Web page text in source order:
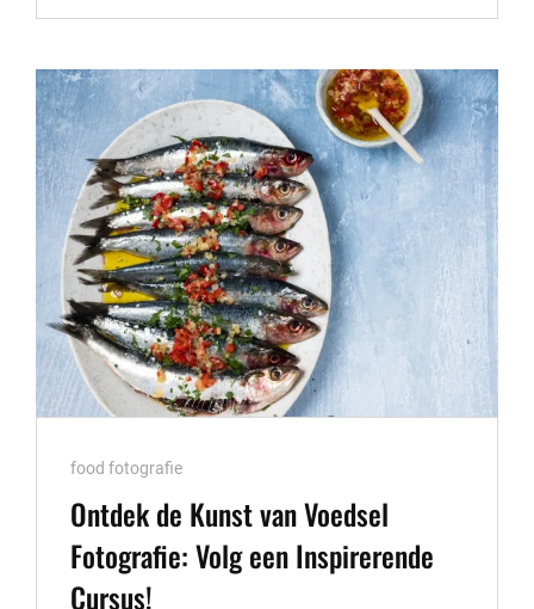
FOTOGRAAF
NOORD-
HOLLAND:
VANG
DE
MOOISTE
MOMENTEN
VAN
JULLIE
SPECIALE
DAG
Cat
Links
food fotografie
Ontdek de Kunst van Voedsel
Fotografie: Volg een Inspirerende
Cursus!